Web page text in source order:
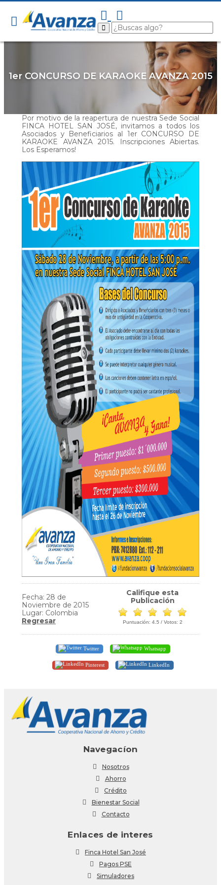
1er CONCURSO DE KARAOKE AVANZA 2015
Por motivo de la reapertura de nuestra Sede Social
FINCA HOTEL SAN JOSÉ, invitamos a todos los
Asociados y Beneficiarios al 1er CONCURSO DE
KARAOKE AVANZA 2015. Inscripciones Abiertas.
Los Esperamos!
Fecha: 28 de
Noviembre de 2015
Lugar: Colombia
Regresar
Califique esta
Publicación
Puntuación: 4.5 / Votos: 2
Twitter Whatsapp
Pinterest LinkedIn
Navegacíon
Nosotros
Ahorro
Crédito
Bienestar Social
Contacto
Enlaces de interes
Finca Hotel San José
Pagos PSE
Simuladores